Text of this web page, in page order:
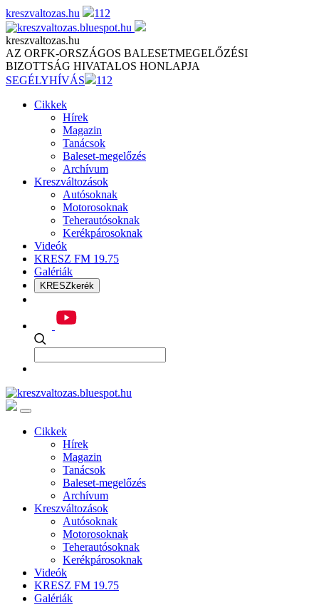
Skip
to
content
kreszvaltozas.hu 112
kreszvaltozas.hu
AZ ORFK-ORSZÁGOS BALESETMEGELŐZÉSI
BIZOTTSÁG HIVATALOS HONLAPJA
SEGÉLYHÍVÁS
112
Cikkek
Hírek
Magazin
Tanácsok
Baleset-megelőzés
Archívum
Kreszváltozások
Autósoknak
Motorosoknak
Teherautósoknak
Kerékpárosoknak
Videók
KRESZ FM 19.75
Galériák
KRESZkerék
Cikkek
Hírek
Magazin
Tanácsok
Baleset-megelőzés
Archívum
Kreszváltozások
Autósoknak
Motorosoknak
Teherautósoknak
Kerékpárosoknak
Videók
KRESZ FM 19.75
Galériák